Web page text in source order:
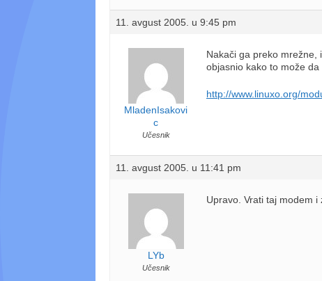
11. avgust 2005. u 9:45 pm
MladenIsakovi
c
Učesnik
Nakači ga preko mrežne,
objasnio kako to može da
http://www.linuxo.org/
11. avgust 2005. u 11:41 pm
LYb
Učesnik
Upravo. Vrati taj modem